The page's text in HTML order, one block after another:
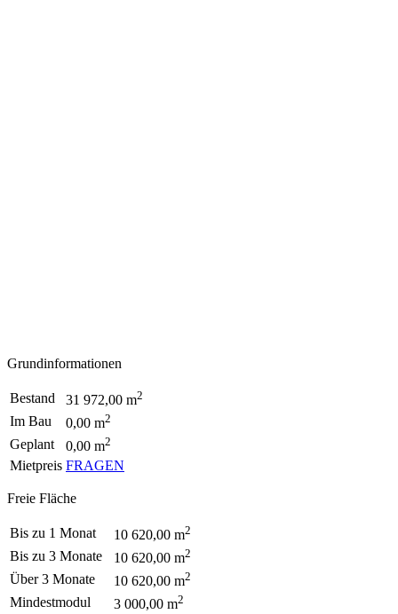
Grundinformationen
Bestand 31 972,00 m2
Im Bau 0,00 m2
Geplant 0,00 m2
Mietpreis FRAGEN
Freie Fläche
Bis zu 1 Monat 10 620,00 m2
Bis zu 3 Monate 10 620,00 m2
Über 3 Monate 10 620,00 m2
Mindestmodul 3 000,00 m2